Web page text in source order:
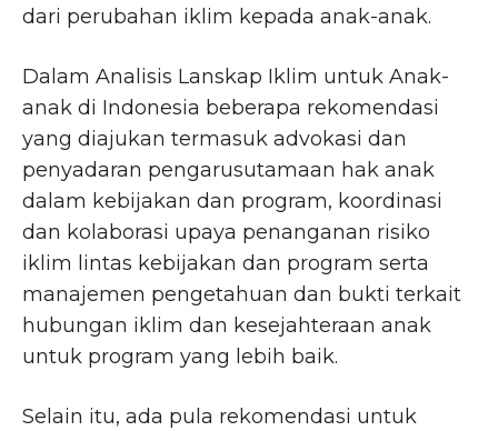
dari perubahan iklim kepada anak-anak.
Dalam Analisis Lanskap Iklim untuk Anak-
anak di Indonesia beberapa rekomendasi
yang diajukan termasuk advokasi dan
penyadaran pengarusutamaan hak anak
dalam kebijakan dan program, koordinasi
dan kolaborasi upaya penanganan risiko
iklim lintas kebijakan dan program serta
manajemen pengetahuan dan bukti terkait
hubungan iklim dan kesejahteraan anak
untuk program yang lebih baik.
Selain itu, ada pula rekomendasi untuk